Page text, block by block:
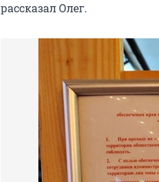
рассказал Олег.